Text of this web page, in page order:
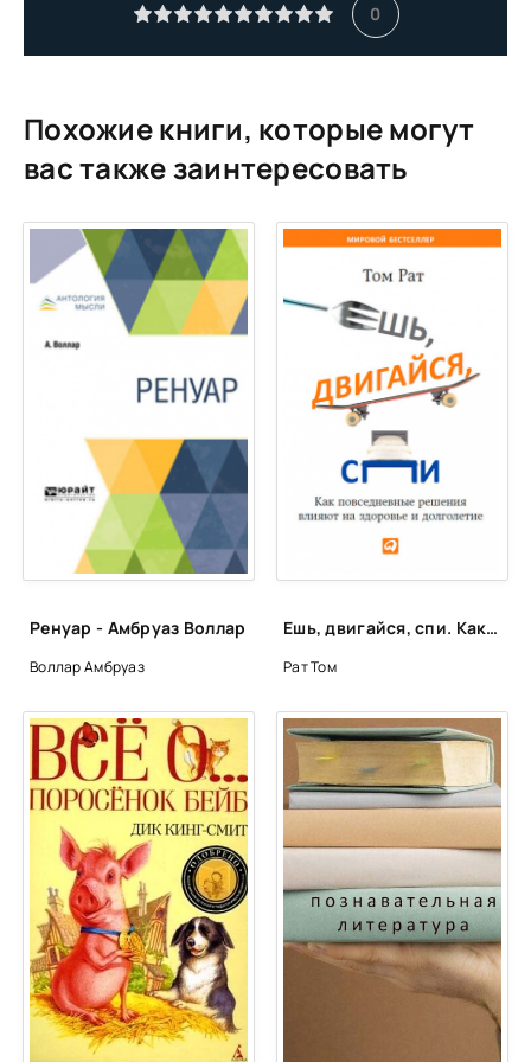
0
Похожие книги, которые могут
вас также заинтересовать
Ренуар - Амбруаз Воллар
Воллар Амбруаз
Ешь, двигайся, спи. Как повседневные решения влияют на здоровье и долголетие - Том Рат
Рат Том